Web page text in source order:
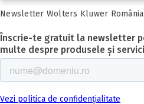
Newsletter Wolters Kluwer România